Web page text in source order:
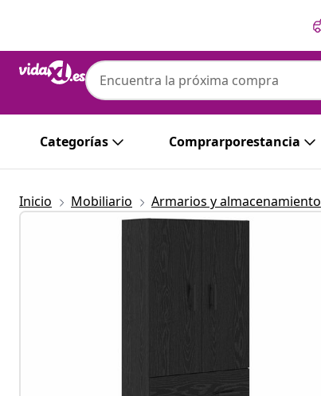
Categorías Comprarporestancia
Inicio Mobiliario Armarios y almacenamiento